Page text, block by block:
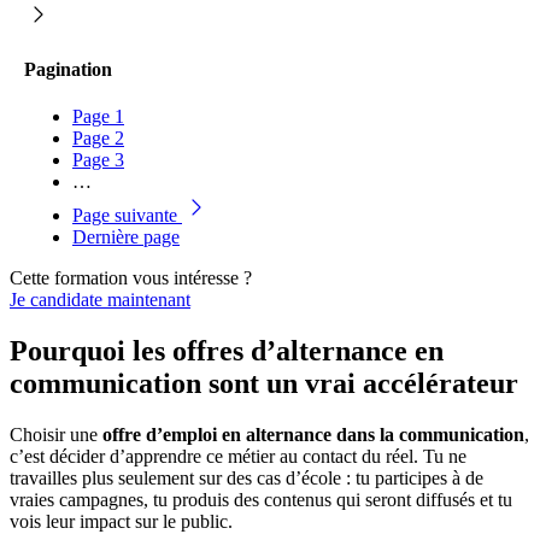
Pagination
Page 1
Page 2
Page 3
…
Page suivante
Dernière page
Cette formation vous intéresse ?
Je candidate maintenant
Pourquoi les offres d’alternance en
communication sont un vrai accélérateur
Choisir une offre d’emploi en alternance dans la communication,
c’est décider d’apprendre ce métier au contact du réel. Tu ne
travailles plus seulement sur des cas d’école : tu participes à de
vraies campagnes, tu produis des contenus qui seront diffusés et tu
vois leur impact sur le public.